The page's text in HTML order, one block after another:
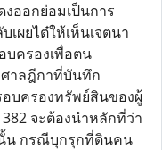
ออกย่อมเป็นการ
ผยไต๋ให้เห็นเจตนา
บครองเพื่อตน
ลฎีกาที่บันทึก
บครองทรัพย์สินของผู้
จะต้องนำหลักที่ว่า
น กรณีบุกรุกที่ดินคน